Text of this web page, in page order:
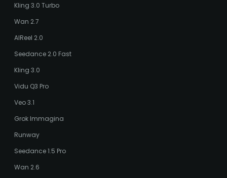
Kling 3.0 Turbo
Wan 2.7
AIReel 2.0
Seedance 2.0 Fast
Kling 3.0
Vidu Q3 Pro
Veo 3.1
Grok Immagina
Runway
Seedance 1.5 Pro
Wan 2.6